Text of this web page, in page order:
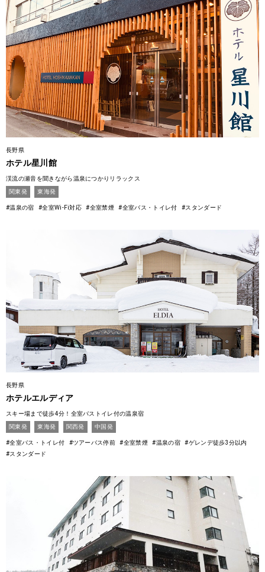
長野県
ホテル星川館
渓流の瀬音を聞きながら温泉につかりリラックス
関東発
東海発
#温泉の宿 #全室Wi-Fi対応 #全室禁煙 #全室バス・トイレ付 #スタンダード
長野県
ホテルエルディア
スキー場まで徒歩4分！全室バストイレ付の温泉宿
関東発
東海発 関西発 中国発
#全室バス・トイレ付 #ツアーバス停前 #全室禁煙 #温泉の宿
#ゲレンデ徒歩3分以内
#スタンダード